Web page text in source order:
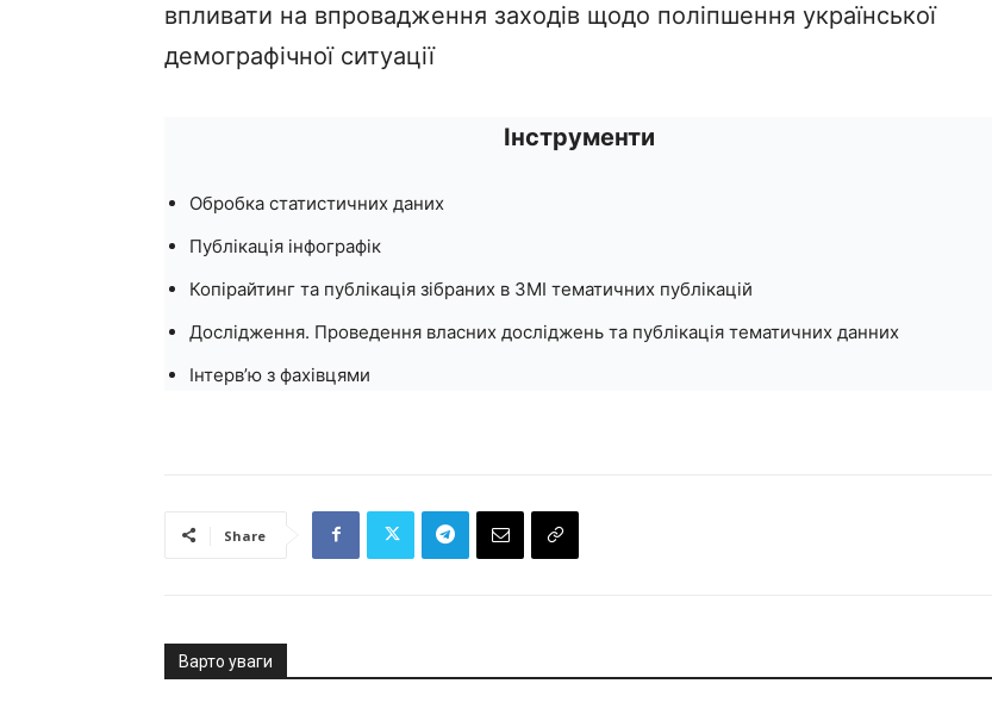
впливати на впровадження заходів щодо поліпшення української
демографічної ситуації
Інструменти
Обробка статистичних даних
Публікація інфографік
Копірайтинг та публікація зібраних в ЗМІ тематичних публікацій
Дослідження. Проведення власних досліджень та публікація тематичних данних
Інтерв’ю з фахівцями
Share
Варто уваги